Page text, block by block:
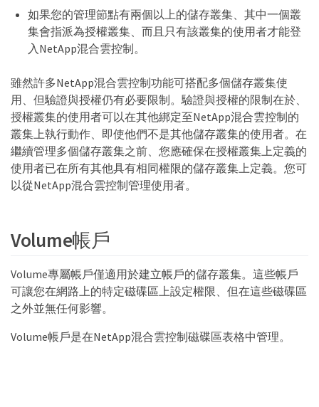
如果您的管理節點有兩個以上的儲存叢集、其中一個叢
集會指派為授權叢集、而且只有該叢集的使用者才能登
入NetApp混合雲控制。
雖然許多NetApp混合雲控制功能可搭配多個儲存叢集使
用、但驗證與授權仍有必要限制。驗證與授權的限制在於、
授權叢集的使用者可以在其他綁定至NetApp混合雲控制的
叢集上執行動作、即使他們不是其他儲存叢集的使用者。在
繼續管理多個儲存叢集之前、您應確保在授權叢集上定義的
使用者已在所有其他具有相同權限的儲存叢集上定義。您可
以從NetApp混合雲控制管理使用者。
Volume帳戶
Volume專屬帳戶僅適用於建立帳戶的儲存叢集。這些帳戶
可讓您在網路上的特定磁碟區上設定權限、但在這些磁碟區
之外並無任何影響。
Volume帳戶是在NetApp混合雲控制磁碟區表格中管理。